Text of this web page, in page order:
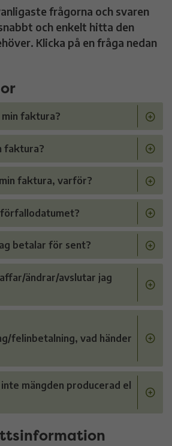
frågorna och svaren
och enkelt hitta den
Klicka på en fråga nedan
faktura?
faktura?
faktura, varför?
betalar för sent?
ändrar/avslutar jag
felinbetalning, vad händer
mängden producerad el